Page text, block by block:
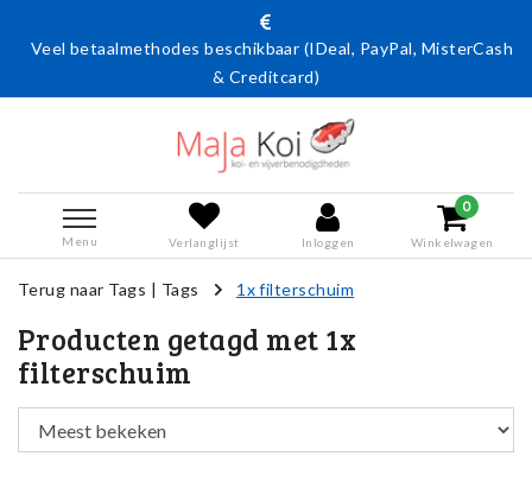
Veel betaalmethodes beschikbaar (IDeal, PayPal, MisterCash
& Creditcard)
Menu Verlanglijst Inloggen
0
Winkelwagen
Terug naar Tags | Tags 1x filterschuim
Producten getagd met 1x
filterschuim